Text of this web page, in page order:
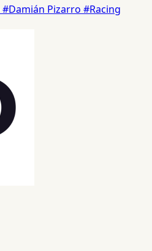
#Damián Pizarro #Racing